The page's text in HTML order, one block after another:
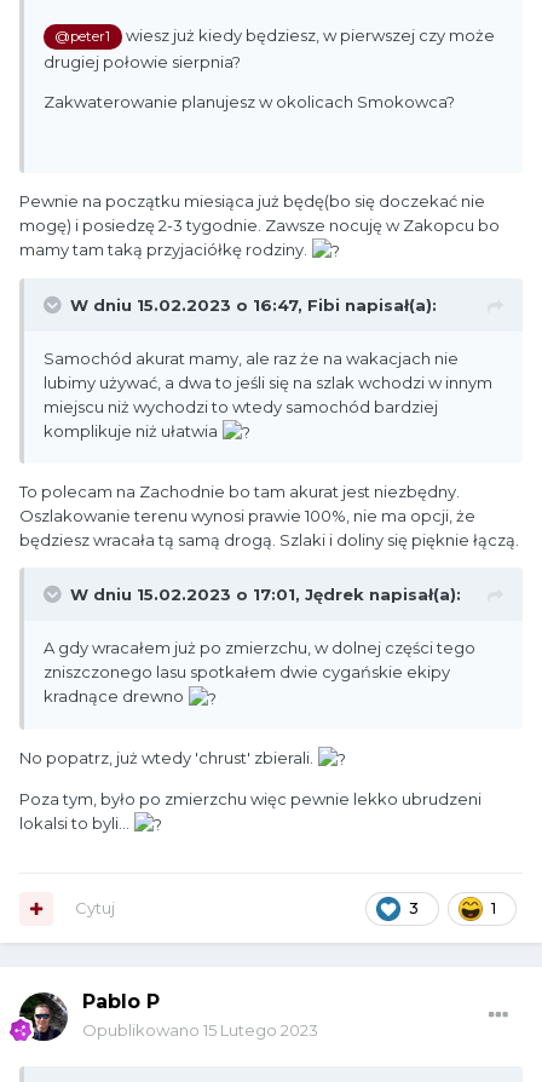
@peter1
wiesz już kiedy będziesz, w pierwszej czy może
drugiej połowie sierpnia?
Zakwaterowanie planujesz w okolicach Smokowca?
Pewnie na początku miesiąca już będę(bo się doczekać nie
mogę) i posiedzę 2-3 tygodnie. Zawsze nocuję w Zakopcu bo
mamy tam taką przyjaciółkę rodziny.
W dniu 15.02.2023 o 16:47, Fibi napisał(a):
Samochód akurat mamy, ale raz że na wakacjach nie
lubimy używać, a dwa to jeśli się na szlak wchodzi w innym
miejscu niż wychodzi to wtedy samochód bardziej
komplikuje niż ułatwia
To polecam na Zachodnie bo tam akurat jest niezbędny.
Oszlakowanie terenu wynosi prawie 100%, nie ma opcji, że
będziesz wracała tą samą drogą. Szlaki i doliny się pięknie łączą.
W dniu 15.02.2023 o 17:01, Jędrek napisał(a):
A gdy wracałem już po zmierzchu, w dolnej części tego
zniszczonego lasu spotkałem dwie cygańskie ekipy
kradnące drewno
No popatrz, już wtedy 'chrust' zbierali.
Poza tym, było po zmierzchu więc pewnie lekko ubrudzeni
lokalsi to byli...
3 1
Cytuj
Pablo P
Opublikowano 15 Lutego 2023